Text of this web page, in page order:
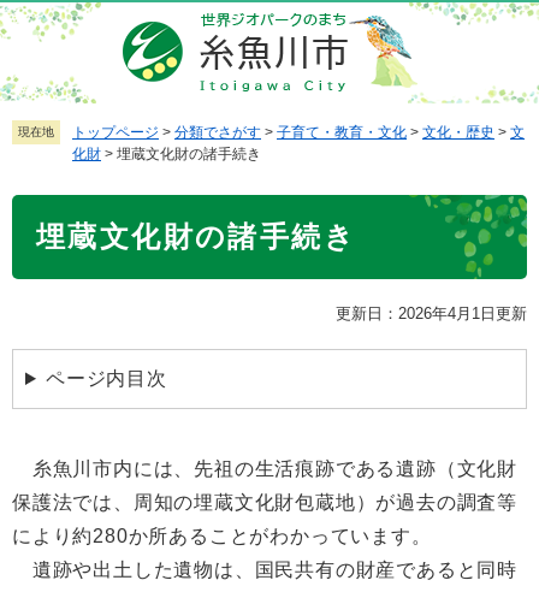
ペ
ー
ジ
の
先
メ
ニ
ュ
ー
を
本
現在地 トップページ > 分類でさがす > 子育て・教育・文化 > 文化・歴史 > 文
化財 > 埋蔵文化財の諸手続き
埋蔵文化財の諸手続き
更新日：2026年4月1日更新
ページ内目次
糸魚川市内には、先祖の生活痕跡である遺跡（文化財
保護法では、周知の埋蔵文化財包蔵地）が過去の調査等
により約280か所あることがわかっています。
遺跡や出土した遺物は、国民共有の財産であると同時